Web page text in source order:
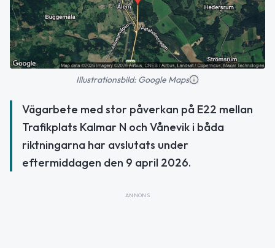
Illustrationsbild: Google Maps
Vägarbete med stor påverkan på E22 mellan
Trafikplats Kalmar N och Vånevik i båda
riktningarna har avslutats under
eftermiddagen den 9 april 2026.
ANNONS